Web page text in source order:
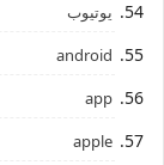
يوتيوب
android
app
apple